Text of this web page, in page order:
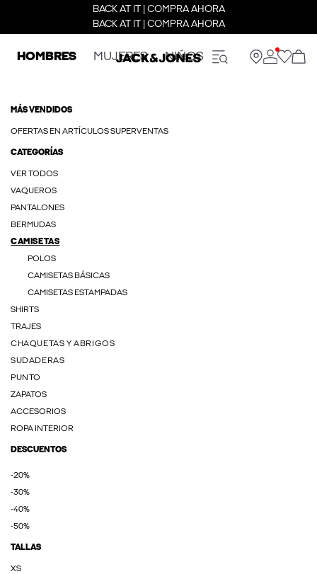
BACK AT IT | COMPRA AHORA
BACK AT IT | COMPRA AHORA
HOMBRES MUJERES NIÑOS
MÁS VENDIDOS
OFERTAS EN ARTÍCULOS SUPERVENTAS
CATEGORÍAS
VER TODOS
VAQUEROS
PANTALONES
BERMUDAS
CAMISETAS
POLOS
CAMISETAS BÁSICAS
CAMISETAS ESTAMPADAS
SHIRTS
TRAJES
CHAQUETAS Y ABRIGOS
SUDADERAS
PUNTO
ZAPATOS
ACCESORIOS
ROPA INTERIOR
DESCUENTOS
-20%
-30%
-40%
-50%
TALLAS
XS